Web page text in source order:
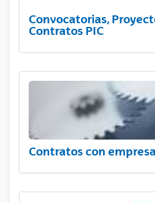
Convocatorias,
Contratos PIC
Contratos con